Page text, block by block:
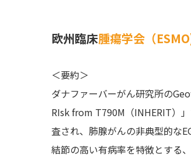
欧州臨床腫瘍学会（
＜要約＞
ダナファーバーがん研究所の
RIsk from T790M（INHERIT）
査され、肺腺がんの非典型的な
結節の高い有病率を特徴とする